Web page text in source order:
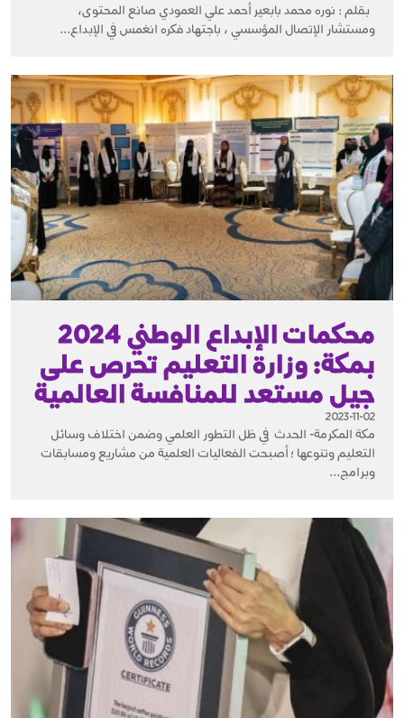
بقلم : نوره محمد بابعير أحمد علي العمودي صانع المحتوى،
ومستشار الإتصال المؤسسي ، باجتهاد فكره انغمس في الإبداع...
محكمات الإبداع الوطني 2024
بمكة: وزارة التعليم تحرص على
جيل مستعد للمنافسة العالمية
2023-11-02
مكة المكرمة- الحدث في ظل التطور العلمي وضمن اختلاف وسائل
التعليم وتنوعها ؛ أصبحت الفعاليات العلمية من مشاريع ومسابقات
وبرامج...